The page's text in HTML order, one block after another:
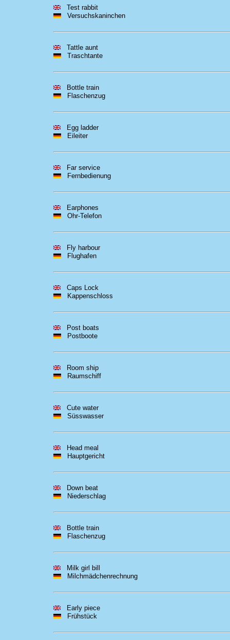
Test rabbit
Versuchskaninchen
Tattle aunt
Traschtante
Bottle train
Flaschenzug
Egg ladder
Eileiter
Far service
Fernbedienung
Earphones
Ohr-Telefon
Fly harbour
Flughafen
Caps Lock
Kappenschloss
Post boats
Postboote
Room ship
Raumschiff
Cute water
Süsswasser
Head meal
Hauptgericht
Down beat
Niederschlag
Bottle train
Flaschenzug
Milk girl bill
Milchmädchenrechnung
Early piece
Frühstück